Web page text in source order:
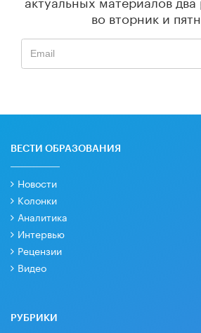
во вторник и
ВЕСТИ ОБРАЗОВАНИЯ
Новости
Колонки
Аналитика
Интервью
Рецензии
Видео
РУБРИКИ